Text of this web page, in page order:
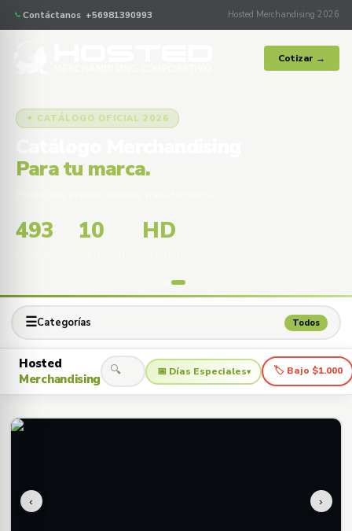
Contáctanos +56981390993 Hosted Merchandising 2026
Cotizar →
✦ CATÁLOGO OFICIAL 2026
Para tu marca.
493 10 HD
☰Categorías Todos
Hosted
Merchandising
🔍 📅 Días Especiales▾ 🏷 Bajo $1.000
‹ ›